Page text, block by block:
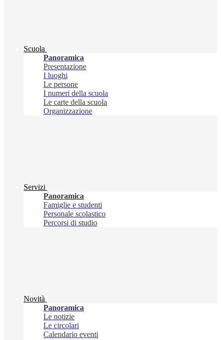
Scuola
Panoramica
Presentazione
I luoghi
Le persone
I numeri della scuola
Le carte della scuola
Organizzazione
Servizi
Panoramica
Famiglie e studenti
Personale scolastico
Percorsi di studio
Novità
Panoramica
Le notizie
Le circolari
Calendario eventi